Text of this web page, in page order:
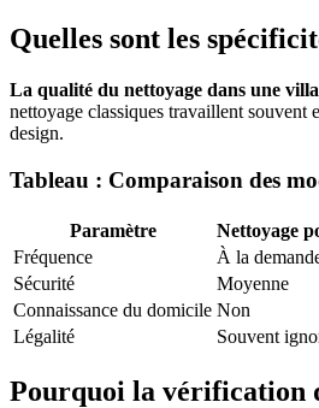
Quelles sont les
La qualité du nettoyage dans une
nettoyage classiques travaillent souvent
design.
Tableau : Comparaison des
Paramètre Nettoyage
Fréquence
À la
Sécurité
Moyenne
Connaissance du domicile Non
Légalité
Souvent
Pourquoi la vérification